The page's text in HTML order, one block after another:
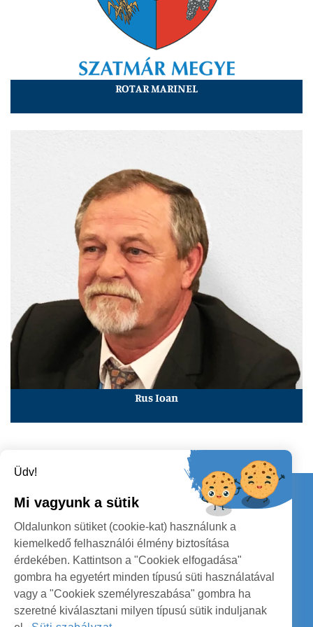
ROTAR MARINEL
Rus Ioan
SZATMÁR MEGYE MEGYEI TANÁCS
Kapcsolat
KÖVESSENEK
Üdv!
Mi vagyunk a sütik
Oldalunkon sütiket (cookie-kat) használunk a
kiemelkedő felhasználói élmény biztosítása
érdekében. Kattintson a "Cookiek elfogadása"
gombra ha egyetért minden típusú süti használatával
vagy a "Cookiek személyreszabása" gombra ha
szeretné kiválasztani milyen típusú sütik induljanak